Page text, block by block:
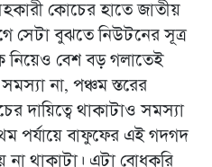
কোচের হাতে জাতীয়
সেটা বুঝতে নিউটনের সূত্র
নিয়েও বেশ বড় গলাতেই
না, পঞ্চম স্তরের
দায়িত্বে থাকাটাও সমস্যা
পর্যায়ে বাফুফের এই গদগদ
না থাকাটা। এটা বোধকরি